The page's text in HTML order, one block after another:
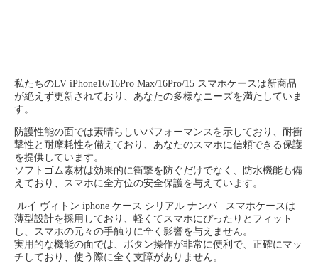
私たちのLV iPhone16/16Pro Max/16Pro/15 スマホケースは新商品
が絶えず更新されており、あなたの多様なニーズを満たしていま
す。
防護性能の面では素晴らしいパフォーマンスを示しており、耐衝
撃性と耐摩耗性を備えており、あなたのスマホに信頼できる保護
を提供しています。
ソフトゴム素材は効果的に衝撃を防ぐだけでなく、防水機能も備
えており、スマホに全方位の安全保護を与えています。
ルイ ヴィトン iphone ケース シリアル ナンバ スマホケースは
薄型設計を採用しており、軽くてスマホにぴったりとフィット
し、スマホの元々の手触りに全く影響を与えません。
実用的な機能の面では、ボタン操作が非常に便利で、正確にマッ
チしており、使う際に全く支障がありません。